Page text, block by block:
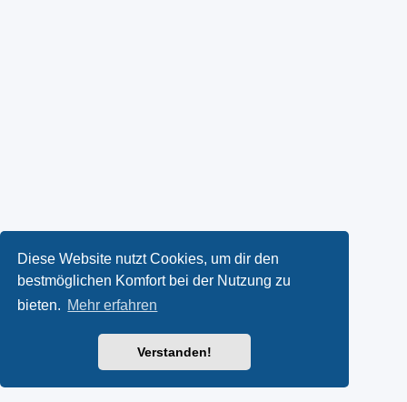
Diese Website nutzt Cookies, um dir den
bestmöglichen Komfort bei der Nutzung zu
bieten. Mehr erfahren
Verstanden!